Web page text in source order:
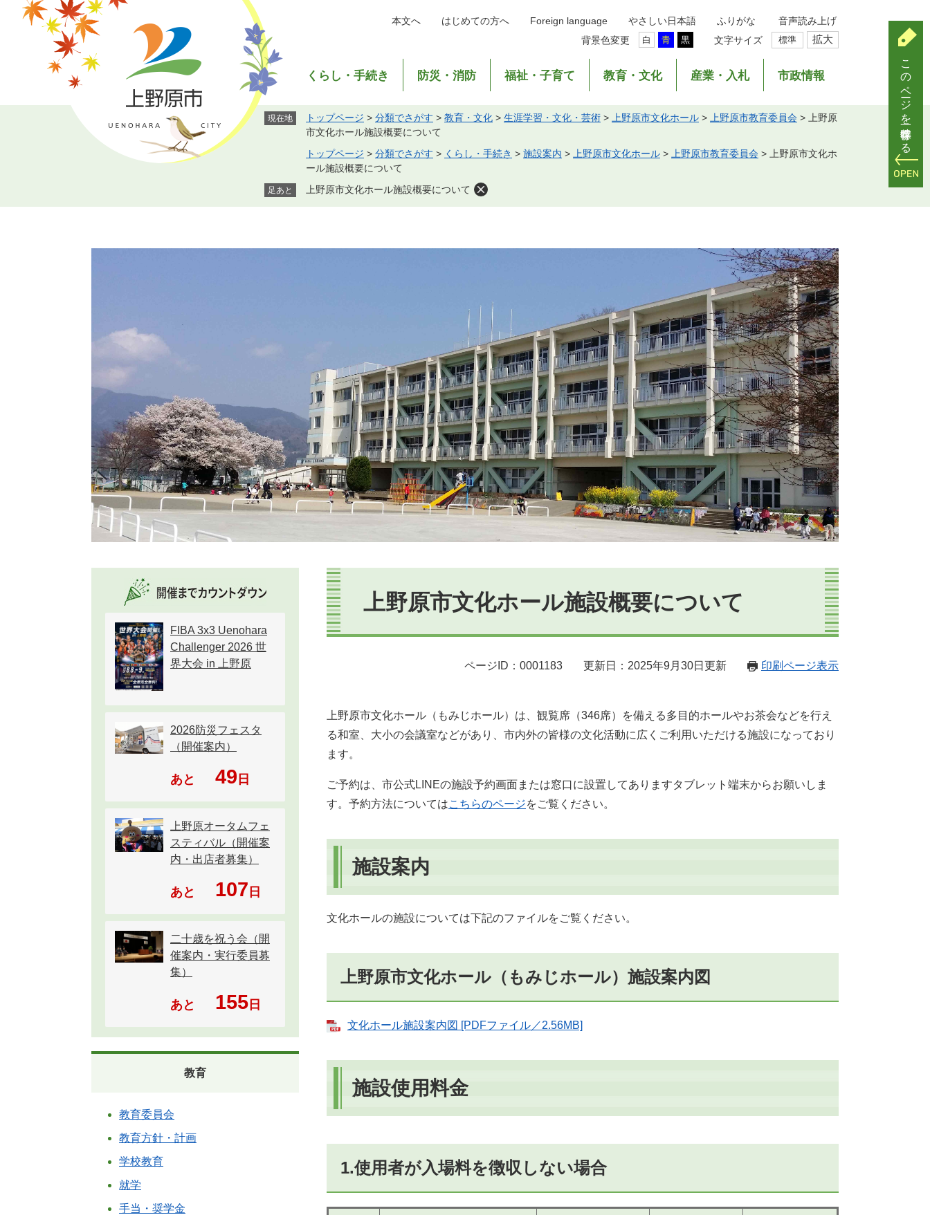
で
ば
本文へ はじめての方へ Foreign language やさしい日本語 ふりがな
音声読み上げ
背景色変更
白 青 黒 文字サイズ 標準 拡大
くらし・手続き 防災・消防 福祉・子育て 教育・文化 産業・入札 市政情報
現在地 トップページ > 分類でさがす > 教育・文化 > 生涯学習・文化・芸術 > 上野原市文化ホール > 上野原市教育委員会 >
上野原
市文化ホール施設概要について
トップページ > 分類でさがす > くらし・手続き > 施設案内 > 上野原市文化ホール > 上野原市教育委員会 >
上野原市文化ホ
ール施設概要について
足あと 上野原市文化ホール施設概要について
本
文
上野原市文化ホール施設概要について
ページID：0001183 更新日：2025年9月30日更新 印刷ページ表示
上野原市文化ホール（もみじホール）は、観覧席（346席）を備える多目的ホールやお茶会などを行え
る和室、大小の会議室などがあり、市内外の皆様の文化活動に広くご利用いただける施設になっており
ます。
ご予約は、市公式LINEの施設予約画面または窓口に設置してありますタブレット端末からお願いしま
す。予約方法についてはこちらのページをご覧ください。
施設案内
文化ホールの施設については下記のファイルをご覧ください。
上野原市文化ホール（もみじホール）施設案内図
文化ホール施設案内図 [PDFファイル／2.56MB]
施設使用料金
1.使用者が入場料を徴収しない場合
FIBA 3x3 Uenohara
Challenger 2026 世
界大会 in 上野原
2026防災フェスタ
（開催案内）
あと 49 日
上野原オータムフェ
スティバル（開催案
内・出店者募集）
あと 107 日
二十歳を祝う会（開
催案内・実行委員募
集）
あと 155日
教育
教育委員会
教育方針・計画
学校教育
就学
手当・奨学金
このページを一時保存する